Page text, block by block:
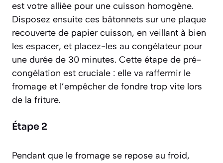
est votre alliée pour une cuisson homogène.
Disposez ensuite ces bâtonnets sur une plaque
recouverte de papier cuisson, en veillant à bien
les espacer, et placez-les au congélateur pour
une durée de 30 minutes. Cette étape de pré-
congélation est cruciale : elle va raffermir le
fromage et l’empêcher de fondre trop vite lors
de la friture.
Étape 2
Pendant que le fromage se repose au froid,